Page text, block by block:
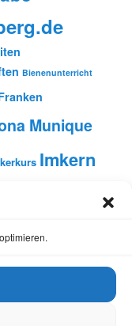
Bienenunterricht
Munique
Imkern